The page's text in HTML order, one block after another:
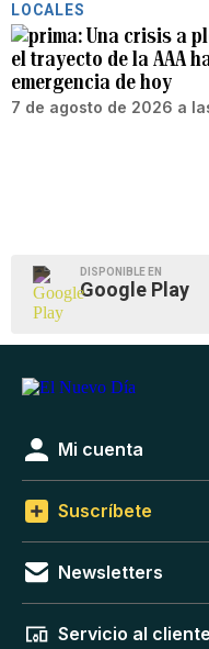
LOCALES
Una crisis a
el trayecto de la AAA
emergencia de hoy
7 de agosto de 2026 a
DISPONIBLE EN
Google Play
Mi cuenta
Suscríbete
Newsletters
Servicio al cliente